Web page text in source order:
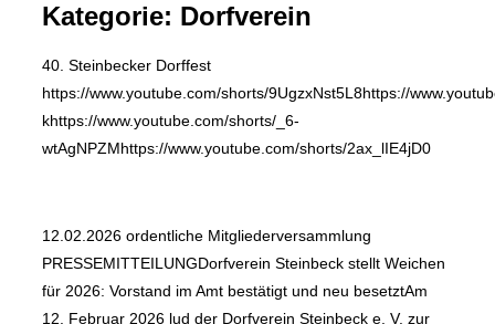
Kategorie: Dorfverein
40. Steinbecker Dorffest
https://www.youtube.com/shorts/9UgzxNst5L8https://
khttps://www.youtube.com/shorts/_6-
wtAgNPZMhttps://www.youtube.com/shorts/2ax_lIE4jD0
12.02.2026 ordentliche Mitgliederversammlung
PRESSEMITTEILUNGDorfverein Steinbeck stellt Weichen
für 2026: Vorstand im Amt bestätigt und neu besetztAm
12. Februar 2026 lud der Dorfverein Steinbeck e. V. zur